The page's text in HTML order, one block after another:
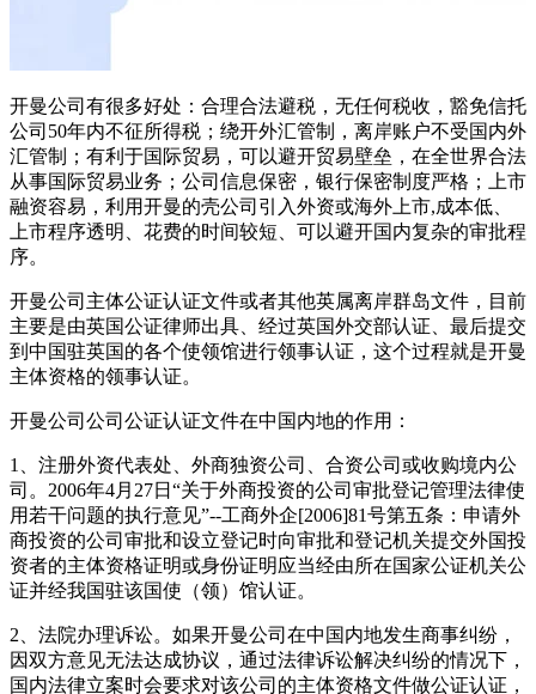
开曼公司有很多好处：合理合法避税，无任何税收，豁免信托
公司50年内不征所得税；绕开外汇管制，离岸账户不受国内外
汇管制；有利于国际贸易，可以避开贸易壁垒，在全世界合法
从事国际贸易业务；公司信息保密，银行保密制度严格；上市
融资容易，利用开曼的壳公司引入外资或海外上市,成本低、
上市程序透明、花费的时间较短、可以避开国内复杂的审批程
序。
开曼公司主体公证认证文件或者其他英属离岸群岛文件，目前
主要是由英国公证律师出具、经过英国外交部认证、最后提交
到中国驻英国的各个使领馆进行领事认证，这个过程就是开曼
主体资格的领事认证。
开曼公司公司公证认证文件在中国内地的作用：
1、注册外资代表处、外商独资公司、合资公司或收购境内公
司。2006年4月27日“关于外商投资的公司审批登记管理法律使
用若干问题的执行意见”--工商外企[2006]81号第五条：申请外
商投资的公司审批和设立登记时向审批和登记机关提交外国投
资者的主体资格证明或身份证明应当经由所在国家公证机关公
证并经我国驻该国使（领）馆认证。
2、法院办理诉讼。如果开曼公司在中国内地发生商事纠纷，
因双方意见无法达成协议，通过法律诉讼解决纠纷的情况下，
国内法律立案时会要求对该公司的主体资格文件做公证认证，